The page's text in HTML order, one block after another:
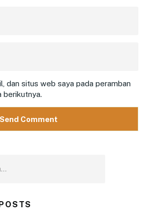
dan situs web saya pada peramban
berikutnya.